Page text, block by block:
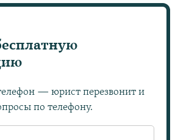
— юрист перезвонит и
по телефону.